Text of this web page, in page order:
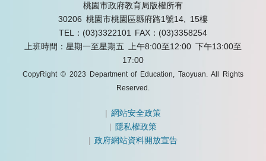
桃園市政府教育局版權所有
30206 桃園市桃園區縣府路1號14, 15樓
TEL：(03)3322101
FAX：(03)3358254
上班時間：星期一至星期五 上午8:00至12:00 下午13:00至
17:00
CopyRight © 2023 Department of Education, Taoyuan. All Rights
Reserved.
|網站安全政策
| 隱私權政策
|政府網站資料開放宣告